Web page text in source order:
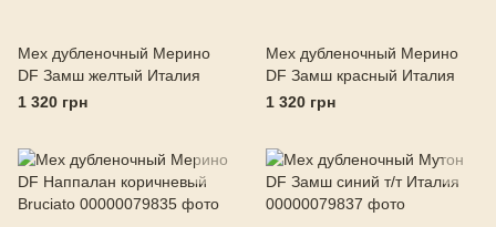
Мех дубленочный Мерино
DF Замш желтый Италия
1 320 грн
Мех дубленочный Мерино
DF Замш красный Италия
1 320 грн